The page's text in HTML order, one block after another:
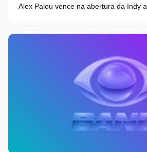
Alex Palou vence na abertura da Indy